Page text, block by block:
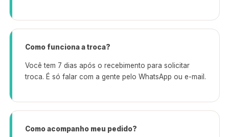
Como funciona a troca?
Você tem 7 dias após o recebimento para solicitar
troca. É só falar com a gente pelo WhatsApp ou e-mail.
Como acompanho meu pedido?